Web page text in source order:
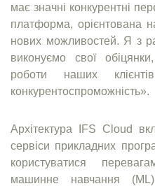
має значні конкурентні
платформа, орієнтована
нових можливостей. Я з
виконуємо свої
роботи наших
конкурентоспроможність».
Архітектура IFS Cloud
сервіси прикладних
користуватися
машинне навчання